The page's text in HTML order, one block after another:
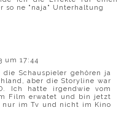
so ne "naja" Unterhaltung
um 17:44
Schauspieler gehören ja
aber die Storyline war
Ich hatte irgendwie vom
Film erwatet und bin jetzt
im Tv und nicht im Kino